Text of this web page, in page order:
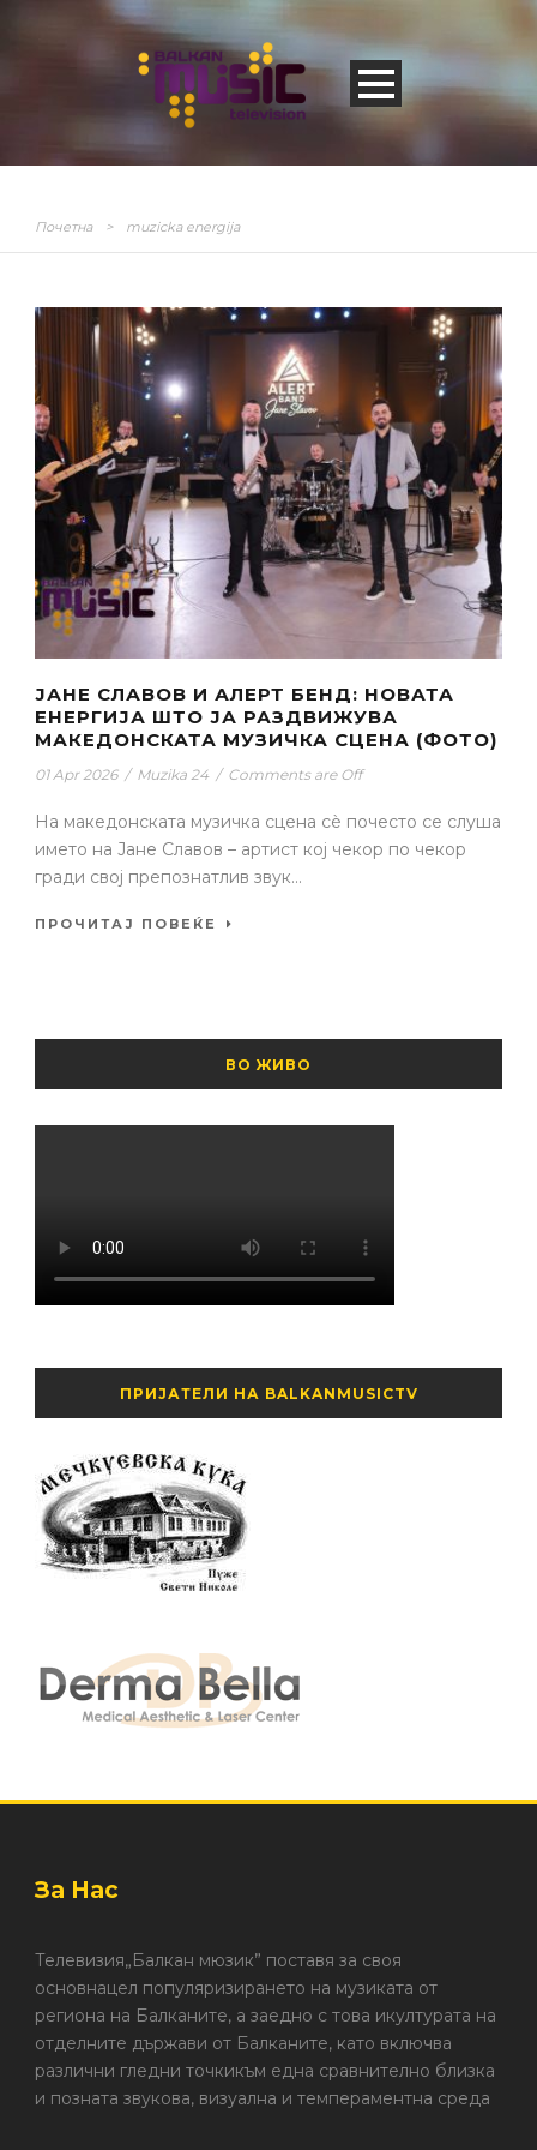
Почетна > muzicka energija
ЈАНЕ СЛАВОВ И АЛЕРТ БЕНД: НОВАТА
ЕНЕРГИЈА ШТО ЈА РАЗДВИЖУВА
МАКЕДОНСКАТА МУЗИЧКА СЦЕНА (ФОТО)
01 Apr 2026 / Muzika 24 / Comments are Off
На македонската музичка сцена сè почесто се слуша
името на Јане Славов – артист кој чекор по чекор
гради свој препознатлив звук...
ПРОЧИТАЈ ПОВЕЌЕ
ВО ЖИВО
ПРИЈАТЕЛИ НА BALKANMUSICTV
За Нас
Телевизия„Балкан мюзик” поставя за своя
основнацел популяризирането на музиката от
региона на Балканите, а заедно с това икултурата на
отделните държави от Балканите, като включва
различни гледни точкикъм една сравнително близка
и позната звукова, визуална и темпераментна среда